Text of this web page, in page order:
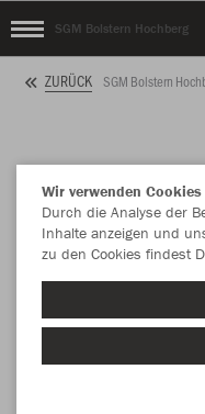
SGM Bolstern Hochberg
ZURÜCK SGM Bolstern
Wir verwenden Cookies
Durch die Analyse der
Inhalte anzeigen und
zu den Cookies findest